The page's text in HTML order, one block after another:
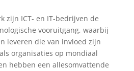
zijn ICT- en IT-bedrijven de
vooruitgang, waarbij
leveren die van invloed zijn
organisaties op mondiaal
hebben een allesomvattende